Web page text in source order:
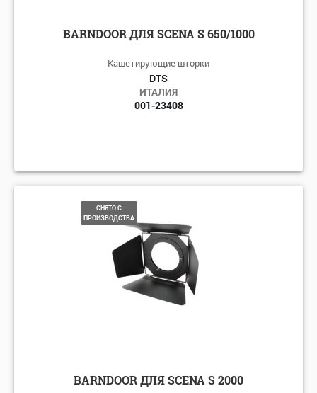
BARNDOOR ДЛЯ SCENA S 650/1000
Кашетирующие шторки
DTS
ИТАЛИЯ
001-23408
СНЯТО С
ПРОИЗВОДСТВА
BARNDOOR ДЛЯ SCENA S 2000